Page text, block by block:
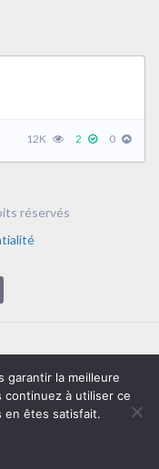
12K 2 0
réservés
garantir la meilleure
à utiliser ce
en êtes satisfait.